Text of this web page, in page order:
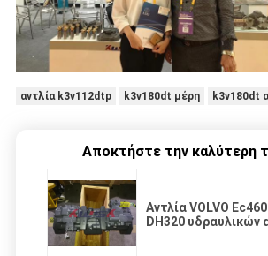
αντλία k3v112dtp k3v180dt μέρη k3v180dt
Αποκτήστε την καλύτερη
Αντλία VOLVO
DH320 υδραυλικών